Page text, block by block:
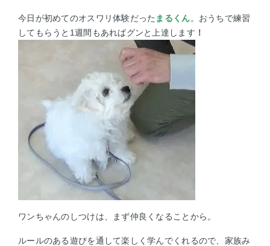
今日が初めてのオスワリ体験だった まるくん。おうちで練習
してもらうと1週間もあればグンと上達します ！
ワンちゃんのしつけは、まず仲良くなることから。
ルールのある遊びを通して楽しく学んでくれるので、家族み